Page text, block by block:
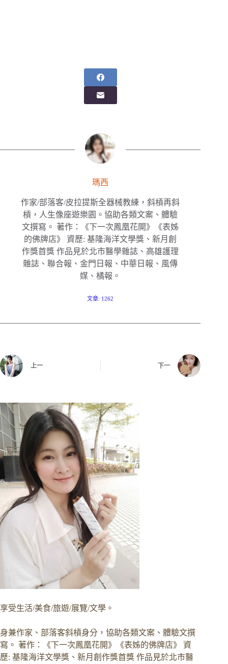
瑪西
作家/部落客/皮拉提斯全器械教練，斜槓再斜
槓，人生像座遊樂園。協助各類文案、體驗
文撰寫。 著作：《下一次鳳凰花開》《表姊
的佛牌店》 資歷: 基隆海洋文學獎、新月創
作獎首獎 作品見於北市醫學雜誌、高雄護理
雜誌、聯合報、金門日報、中華日報、風傳
媒、橘報。
文章: 1262
上一 下一
享受生活/美食/旅遊/展覽/文學。
身兼作家、部落客斜槓身分，協助各類文案、體驗文撰
寫。 著作：《下一次鳳凰花開》《表姊的佛牌店》 資
歷: 基隆海洋文學獎、新月創作獎首獎 作品見於北市醫